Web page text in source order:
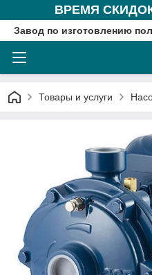
ВРЕМЯ
Завод по изготовлению
Товары и услуги